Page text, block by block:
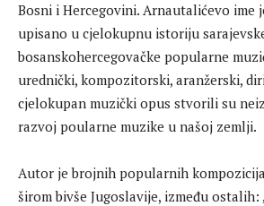
Bosni i Hercegovini. Arnautalićevo ime
upisano u cjelokupnu istoriju
bosanskohercegovačke popularne
urednički, kompozitorski, aranžerski,
cjelokupan muzički opus stvorili su
razvoj poularne muzike u našoj zemlji.
Autor je brojnih popularnih
širom bivše Jugoslavije, između